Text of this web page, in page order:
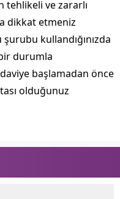
tehlikeli ve zararlı
dikkat etmeniz
kullandığınızda
durumla
başlamadan önce
olduğunuz